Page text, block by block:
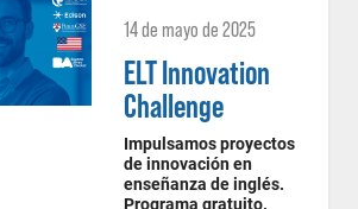
14 de mayo de 2025
ELT Innovation
Challenge
Impulsamos proyectos
de innovación en
enseñanza de inglés.
Programa gratuito.